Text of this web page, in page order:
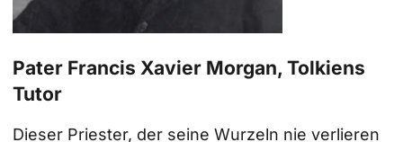
Pater Francis Xavier Morgan, Tolkiens
Tutor
Dieser Priester, der seine Wurzeln nie verlieren